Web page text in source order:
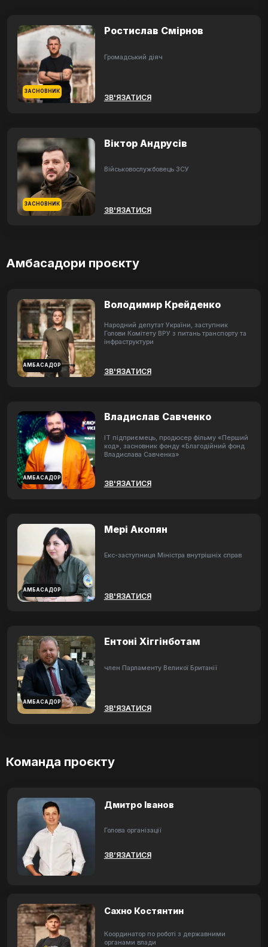
ЗАСНОВНИК
Ростислав Смірнов
Громадський діяч
ЗВ'ЯЗАТИСЯ
ЗАСНОВНИК
Віктор Андрусів
Військовослужбовець ЗСУ
ЗВ'ЯЗАТИСЯ
Амбасадори проєкту
АМБАСАДОР
Володимир Крейденко
Народний депутат України, заступник
Голови Комітету ВРУ з питань транспорту та
інфраструктури
ЗВ'ЯЗАТИСЯ
АМБАСАДОР
Владислав Савченко
ІТ підприємець, продюсер фільму «Перший
код», засновник фонду «Благодійний фонд
Владислава Савченка»
ЗВ'ЯЗАТИСЯ
АМБАСАДОР
Мері Акопян
Екс-заступниця Міністра внутрішніх справ
ЗВ'ЯЗАТИСЯ
АМБАСАДОР
Ентоні Хіггінботам
член Парламенту Великої Британії
ЗВ'ЯЗАТИСЯ
Команда проєкту
Дмитро Іванов
Голова організації
ЗВ’ЯЗАТИСЯ
Сахно Костянтин
Координатор по роботі з державними
органами влади